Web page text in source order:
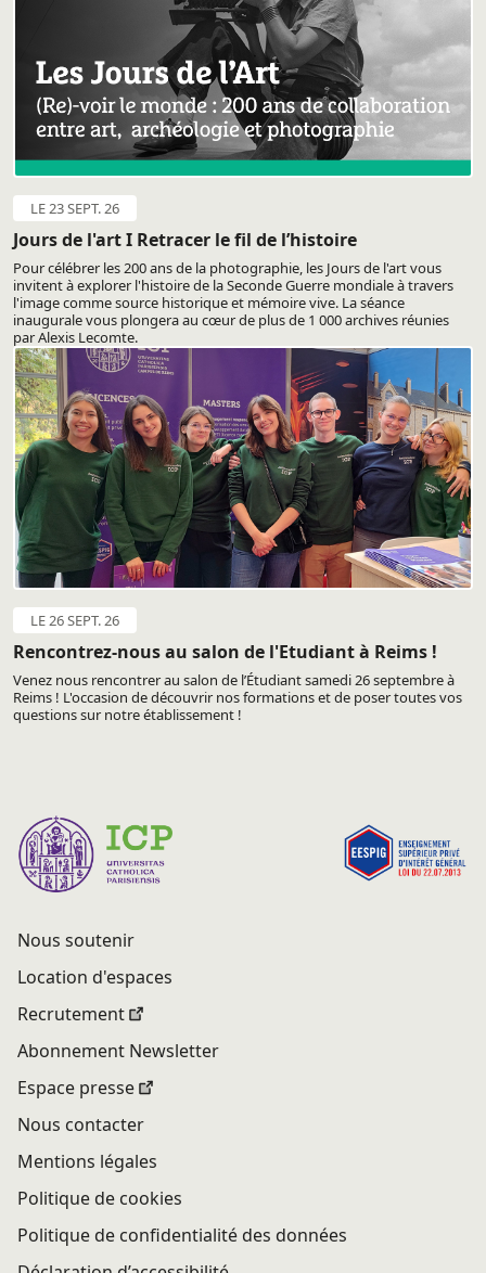
LE 23 SEPT. 26
Jours de l'art I Retracer le fil de l’histoire
Pour célébrer les 200 ans de la photographie, les Jours de l'art vous
invitent à explorer l'histoire de la Seconde Guerre mondiale à travers
l'image comme source historique et mémoire vive. La séance
inaugurale vous plongera au cœur de plus de 1 000 archives réunies
par Alexis Lecomte.
LE 26 SEPT. 26
Rencontrez-nous au salon de l'Etudiant à Reims !
Venez nous rencontrer au salon de l’Étudiant samedi 26 septembre à
Reims ! L'occasion de découvrir nos formations et de poser toutes vos
questions sur notre établissement !
Nous soutenir
Location d'espaces
Recrutement
Abonnement Newsletter
Espace presse
Nous contacter
Mentions légales
Politique de cookies
Politique de confidentialité des données